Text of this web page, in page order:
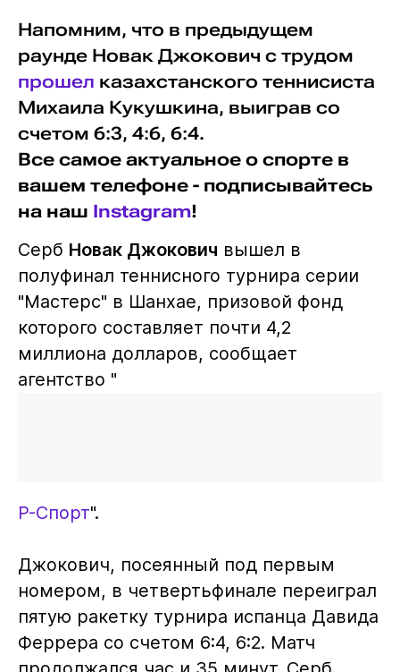
Напомним, что в предыдущем
раунде Новак Джокович с трудом
прошел казахстанского теннисиста
Михаила Кукушкина, выиграв со
счетом 6:3, 4:6, 6:4.
Все самое актуальное о спорте в
вашем телефоне - подписывайтесь
на наш Instagram!
Серб Новак Джокович вышел в
полуфинал теннисного турнира серии
"Мастерс" в Шанхае, призовой фонд
которого составляет почти 4,2
миллиона долларов, сообщает
агентство "
Р-Спорт".
Джокович, посеянный под первым
номером, в четвертьфинале переиграл
пятую ракетку турнира испанца Давида
Феррера со счетом 6:4, 6:2. Матч